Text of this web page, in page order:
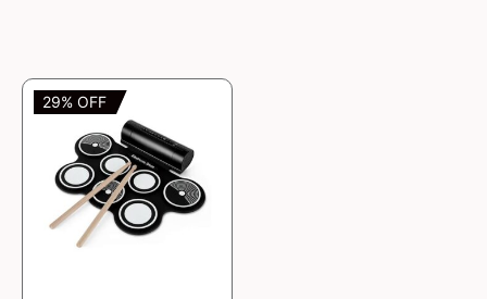
29% OFF